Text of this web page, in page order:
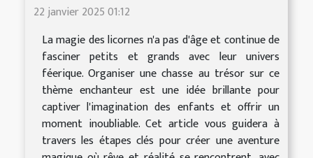
22 janvier 2025 01:12
La magie des licornes n'a pas d'âge et continue de
fasciner petits et grands avec leur univers
féerique. Organiser une chasse au trésor sur ce
thème enchanteur est une idée brillante pour
captiver l'imagination des enfants et offrir un
moment inoubliable. Cet article vous guidera à
travers les étapes clés pour créer une aventure